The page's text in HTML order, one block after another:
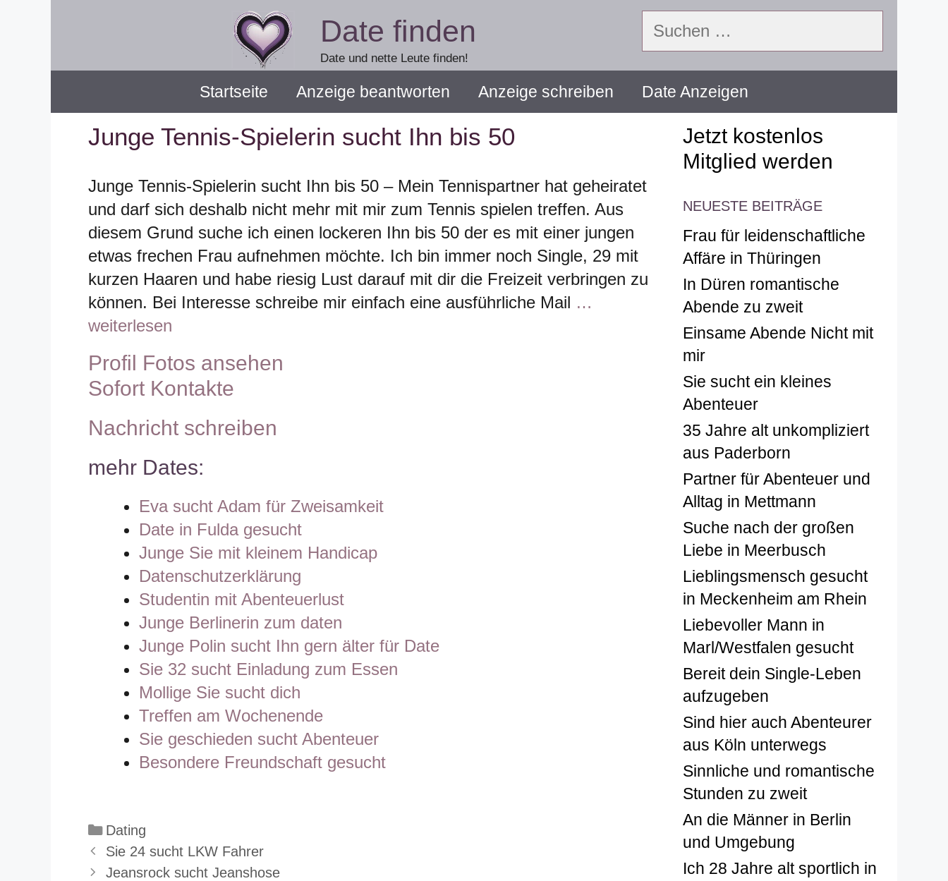
Suchen
Date finden
Date und nette Leute finden!
Startseite Anzeige beantworten Anzeige schreiben Date Anzeigen
Junge Tennis-Spielerin sucht Ihn bis 50
Junge Tennis-Spielerin sucht Ihn bis 50 – Mein Tennispartner hat geheiratet
und darf sich deshalb nicht mehr mit mir zum Tennis spielen treffen. Aus
diesem Grund suche ich einen lockeren Ihn bis 50 der es mit einer jungen
etwas frechen Frau aufnehmen möchte. Ich bin immer noch Single, 29 mit
kurzen Haaren und habe riesig Lust darauf mit dir die Freizeit verbringen zu
können. Bei Interesse schreibe mir einfach eine ausführliche Mail …
weiterlesen
Profil Fotos ansehen
Sofort Kontakte
Nachricht schreiben
mehr Dates:
Eva sucht Adam für Zweisamkeit
Date in Fulda gesucht
Junge Sie mit kleinem Handicap
Datenschutzerklärung
Studentin mit Abenteuerlust
Junge Berlinerin zum daten
Junge Polin sucht Ihn gern älter für Date
Sie 32 sucht Einladung zum Essen
Mollige Sie sucht dich
Treffen am Wochenende
Sie geschieden sucht Abenteuer
Besondere Freundschaft gesucht
Kategorien
Dating
Sie 24 sucht LKW Fahrer
Jeansrock sucht Jeanshose
Jetzt kostenlos
Mitglied werden
NEUESTE BEITRÄGE
Frau für leidenschaftliche
Affäre in Thüringen
In Düren romantische
Abende zu zweit
Einsame Abende Nicht mit
mir
Sie sucht ein kleines
Abenteuer
35 Jahre alt unkompliziert
aus Paderborn
Partner für Abenteuer und
Alltag in Mettmann
Suche nach der großen
Liebe in Meerbusch
Lieblingsmensch gesucht
in Meckenheim am Rhein
Liebevoller Mann in
Marl/Westfalen gesucht
Bereit dein Single-Leben
aufzugeben
Sind hier auch Abenteurer
aus Köln unterwegs
Sinnliche und romantische
Stunden zu zweit
An die Männer in Berlin
und Umgebung
Ich 28 Jahre alt sportlich in